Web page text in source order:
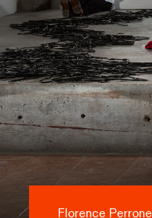
Florence Perrone